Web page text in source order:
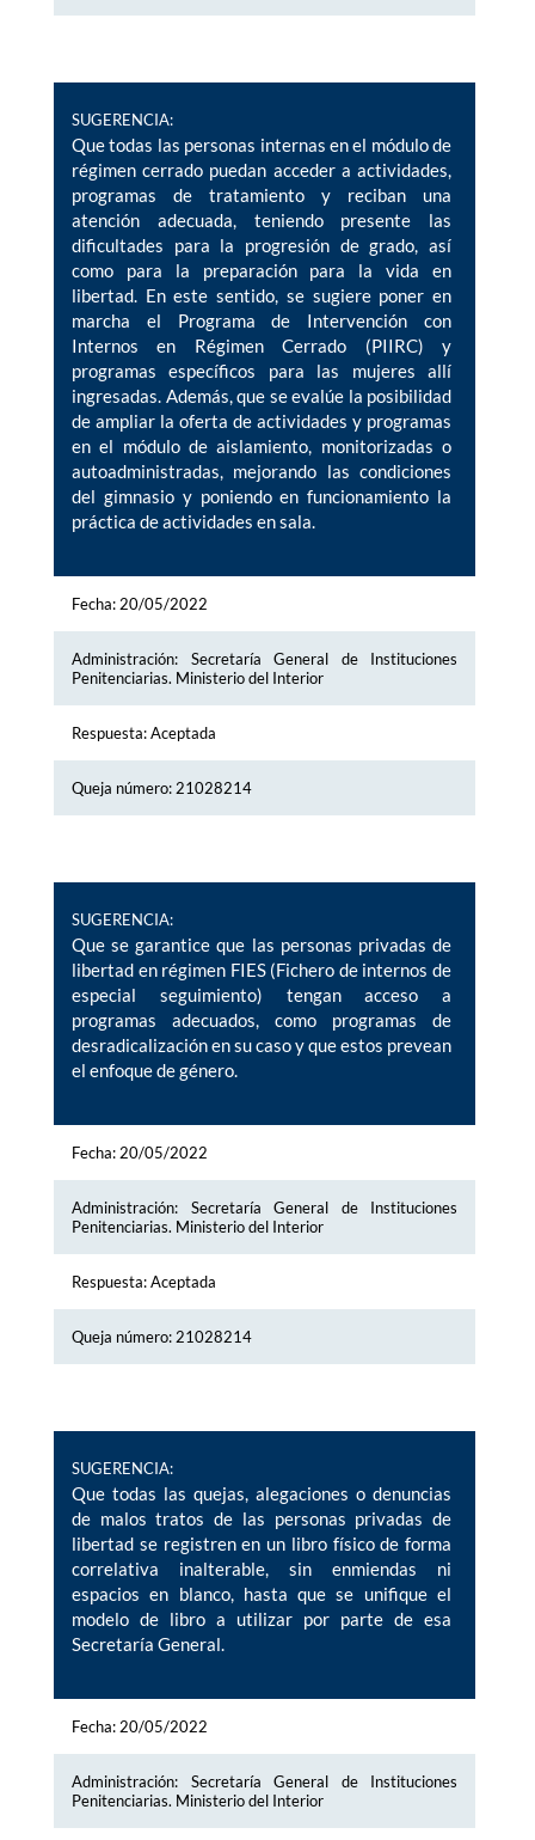
SUGERENCIA:
Que todas las personas internas en el módulo de
régimen cerrado puedan acceder a actividades,
programas de tratamiento y reciban una
atención adecuada, teniendo presente las
dificultades para la progresión de grado, así
como para la preparación para la vida en
libertad. En este sentido, se sugiere poner en
marcha el Programa de Intervención con
Internos en Régimen Cerrado (PIIRC) y
programas específicos para las mujeres allí
ingresadas. Además, que se evalúe la posibilidad
de ampliar la oferta de actividades y programas
en el módulo de aislamiento, monitorizadas o
autoadministradas, mejorando las condiciones
del gimnasio y poniendo en funcionamiento la
práctica de actividades en sala.
Fecha: 20/05/2022
Administración: Secretaría General de Instituciones
Penitenciarias. Ministerio del Interior
Respuesta: Aceptada
Queja número: 21028214
SUGERENCIA:
Que se garantice que las personas privadas de
libertad en régimen FIES (Fichero de internos de
especial seguimiento) tengan acceso a
programas adecuados, como programas de
desradicalización en su caso y que estos prevean
el enfoque de género.
Fecha: 20/05/2022
Administración: Secretaría General de Instituciones
Penitenciarias. Ministerio del Interior
Respuesta: Aceptada
Queja número: 21028214
SUGERENCIA:
Que todas las quejas, alegaciones o denuncias
de malos tratos de las personas privadas de
libertad se registren en un libro físico de forma
correlativa inalterable, sin enmiendas ni
espacios en blanco, hasta que se unifique el
modelo de libro a utilizar por parte de esa
Secretaría General.
Fecha: 20/05/2022
Administración: Secretaría General de Instituciones
Penitenciarias. Ministerio del Interior